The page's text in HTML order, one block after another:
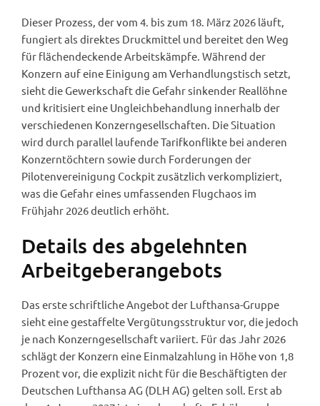
Dieser Prozess, der vom 4. bis zum 18. März 2026 läuft,
fungiert als direktes Druckmittel und bereitet den Weg
für flächendeckende Arbeitskämpfe. Während der
Konzern auf eine Einigung am Verhandlungstisch setzt,
sieht die Gewerkschaft die Gefahr sinkender Reallöhne
und kritisiert eine Ungleichbehandlung innerhalb der
verschiedenen Konzerngesellschaften. Die Situation
wird durch parallel laufende Tarifkonflikte bei anderen
Konzerntöchtern sowie durch Forderungen der
Pilotenvereinigung Cockpit zusätzlich verkompliziert,
was die Gefahr eines umfassenden Flugchaos im
Frühjahr 2026 deutlich erhöht.
Details des abgelehnten
Arbeitgeberangebots
Das erste schriftliche Angebot der Lufthansa-Gruppe
sieht eine gestaffelte Vergütungsstruktur vor, die jedoch
je nach Konzerngesellschaft variiert. Für das Jahr 2026
schlägt der Konzern eine Einmalzahlung in Höhe von 1,8
Prozent vor, die explizit nicht für die Beschäftigten der
Deutschen Lufthansa AG (DLH AG) gelten soll. Erst ab